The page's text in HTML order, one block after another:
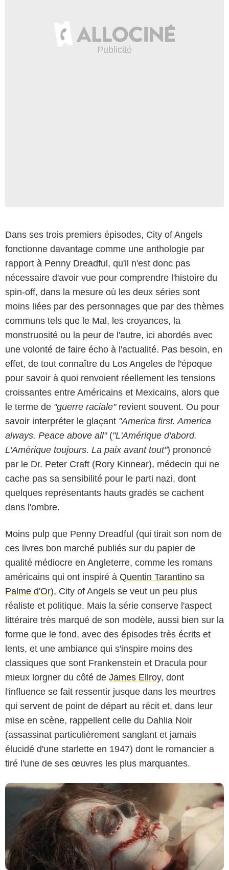
Dans ses trois premiers épisodes, City of Angels
fonctionne davantage comme une anthologie par
rapport à Penny Dreadful, qu'il n'est donc pas
nécessaire d'avoir vue pour comprendre l'histoire du
spin-off, dans la mesure où les deux séries sont
moins liées par des personnages que par des thèmes
communs tels que le Mal, les croyances, la
monstruosité ou la peur de l'autre, ici abordés avec
une volonté de faire écho à l'actualité. Pas besoin, en
effet, de tout connaître du Los Angeles de l'époque
pour savoir à quoi renvoient réellement les tensions
croissantes entre Américains et Mexicains, alors que
le terme de "guerre raciale"revient souvent. Ou pour
savoir interpréter le glaçant "America first. America
always. Peace above all"("L'Amérique d'abord.
L'Amérique toujours. La paix avant tout") prononcé
par le Dr. Peter Craft (Rory Kinnear), médecin qui ne
cache pas sa sensibilité pour le parti nazi, dont
quelques représentants hauts gradés se cachent
dans l'ombre.
Moins pulp que Penny Dreadful (qui tirait son nom de
ces livres bon marché publiés sur du papier de
qualité médiocre en Angleterre, comme les romans
américains qui ont inspiré à Quentin Tarantino sa
Palme d'Or), City of Angels se veut un peu plus
réaliste et politique. Mais la série conserve l'aspect
littéraire très marqué de son modèle, aussi bien sur la
forme que le fond, avec des épisodes très écrits et
lents, et une ambiance qui s'inspire moins des
classiques que sont Frankenstein et Dracula pour
mieux lorgner du côté de James Ellroy, dont
l'influence se fait ressentir jusque dans les meurtres
qui servent de point de départ au récit et, dans leur
mise en scène, rappellent celle du Dahlia Noir
(assassinat particulièrement sanglant et jamais
élucidé d'une starlette en 1947) dont le romancier a
tiré l'une de ses œuvres les plus marquantes.